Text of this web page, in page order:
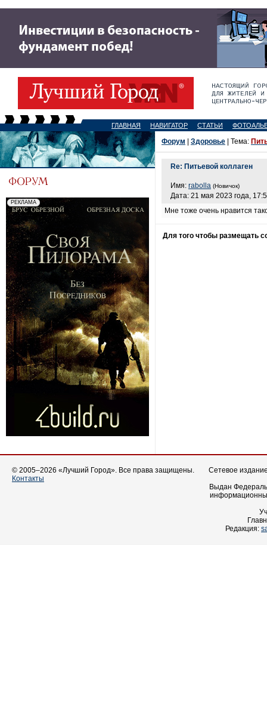
ГЛАВНАЯ НАВИГАТОР СТАТЬИ
Форум Здоровье | Тема:
Re: Питьевой коллаген
Имя: rabolla (Новичок)
Дата: 21 мая 2023 года,
Мне тоже очень нравится
Для того чтобы размещать
© 2005–2026 «Лучший Город». Все права защищены.
Контакты
Сетевое
Выдан
Редакция: